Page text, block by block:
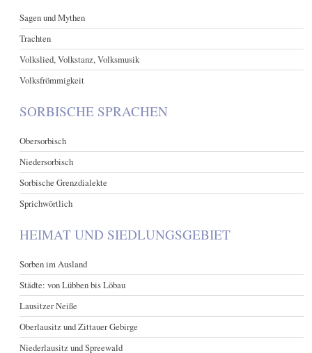
Sagen und Mythen
Trachten
Volkslied, Volkstanz, Volksmusik
Volksfrömmigkeit
SORBISCHE SPRACHEN
Obersorbisch
Niedersorbisch
Sorbische Grenzdialekte
Sprichwörtlich
HEIMAT UND SIEDLUNGSGEBIET
Sorben im Ausland
Städte: von Lübben bis Löbau
Lausitzer Neiße
Oberlausitz und Zittauer Gebirge
Niederlausitz und Spreewald